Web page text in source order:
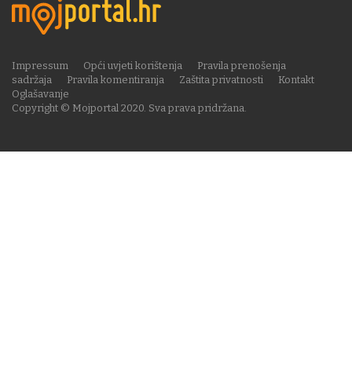
Copyright © Mojportal 2020. Sva prava pridržana.
Impressum Opći uvjeti korištenja
Pravila prenošenja
sadržaja
Pravila komentiranja Zaštita privatnosti
Kontakt
Oglašavanje